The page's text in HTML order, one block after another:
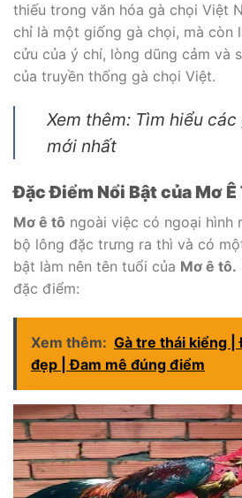
thiếu trong văn hóa gà chọi Việt
chỉ là một giống gà chọi, mà còn
cửu của ý chí, lòng dũng cảm và
của truyền thống gà chọi Việt.
Xem thêm: Tìm hiểu các
mới nhất
Đặc Điểm Nổi Bật của Mơ Ê
Mơ ê tô ngoài việc có ngoại hình
bộ lông đặc trưng ra thì và có
bật làm nên tên tuổi của Mơ ê tô.
đặc điểm:
Xem thêm: Gà tre thái kiểng |
đẹp | Đam mê đúng điểm